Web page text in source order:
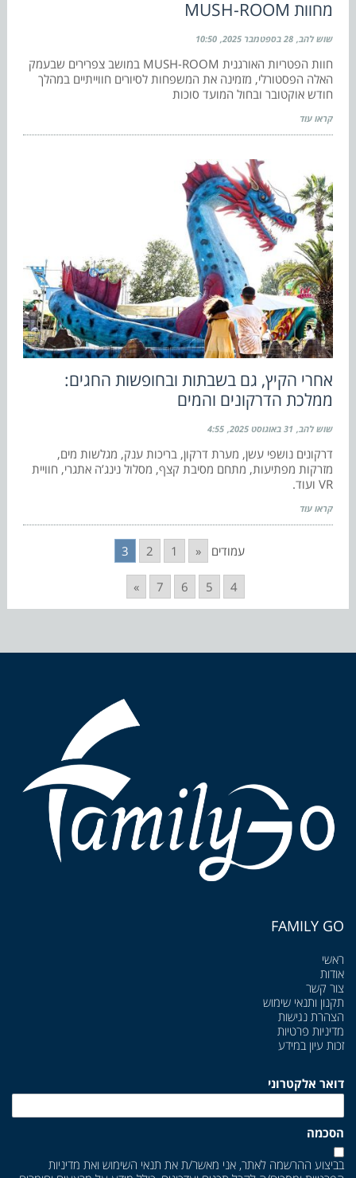
מחוות MUSH-ROOM
שוש להב 28 בספטמבר 2025 10:50
חוות הפטריות האורגנית MUSH-ROOM במושב צפרירים שבעמק
האלה הפסטורלי, מזמינה את המשפחות לסיורים חווייתיים במהלך
חודש אוקטובר ובחול המועד סוכות
קראו עוד
אחרי הקיץ, גם בשבתות ובחופשות החגים:
ממלכת הדרקונים והמים
שוש להב 31 באוגוסט 2025 4:55
דרקונים נושפי עשן, מערת דרקון, בריכות ענק, מגלשות מים,
מזרקות מפתיעות, מתחם מסיבת קצף, מסלול נינג’ה אתגרי, חוויית
VR ועוד.
קראו עוד
עמודים «
1
2
3
4
5
6
7
»
FAMILY GO
ראשי
אודות
צור קשר
תקנון ותנאי שימוש
הצהרת נגישות
מדיניות פרטיות
זכות עיון במידע
דואר אלקטרוני
הסכמה
בביצוע ההרשמה לאתר, אני מאשר/ת את תנאי השימוש ואת מדיניות